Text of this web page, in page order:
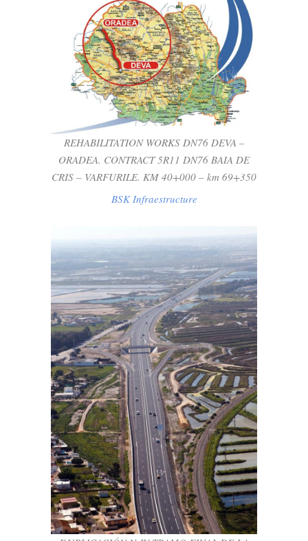
REHABILITATION WORKS DN76 DEVA –
ORADEA. CONTRACT 5R11 DN76 BAIA
DE CRIS – VARFURILE. KM 40+000 – KM
69+350
REHABILITATION WORKS DN76 DEVA –
ORADEA. CONTRACT 5R11 DN76 BAIA DE
CRIS – VARFURILE. KM 40+000 – km 69+350
BSK Infraestructure
DUPLICACIÓN N-IV TRAMO FINAL DE LA
VARIANTE DE PUERTO REAL – TRES
CAMINOS P.K. 664,800 AL 671,800
BSK Infraestructure